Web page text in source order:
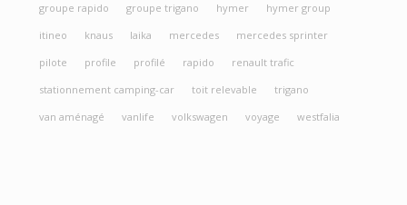
groupe rapido
groupe trigano hymer
hymer group
itineo
knaus laika mercedes
mercedes sprinter
pilote
profile profilé rapido
renault trafic
stationnement camping-car
toit relevable
trigano
van aménagé
vanlife volkswagen voyage westfalia